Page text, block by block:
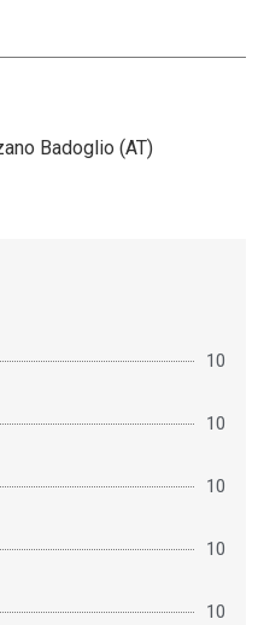
Badoglio (AT)
10
10
10
10
10